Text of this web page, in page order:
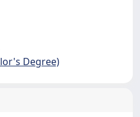
Degree)